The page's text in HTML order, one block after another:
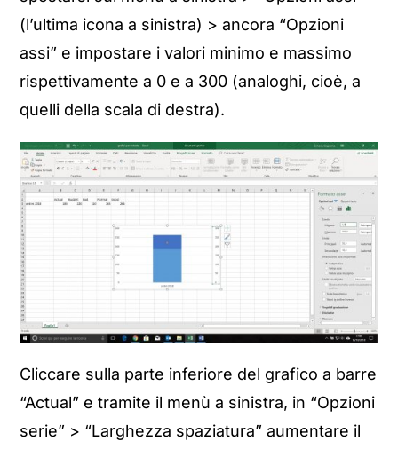
(l’ultima icona a sinistra) > ancora “Opzioni
assi” e impostare i valori minimo e massimo
rispettivamente a 0 e a 300 (analoghi, cioè, a
quelli della scala di destra).
Cliccare sulla parte inferiore del grafico a barre
“Actual” e tramite il menù a sinistra, in “Opzioni
serie” > “Larghezza spaziatura” aumentare il